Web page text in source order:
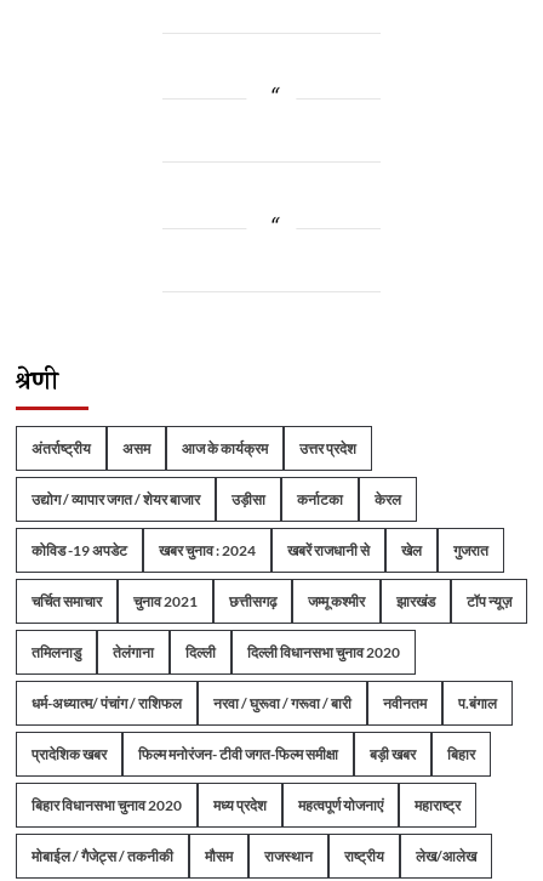
श्रेणी
अंतर्राष्ट्रीय असम आज के कार्यक्रम उत्तर प्रदेश
उद्योग / व्यापार जगत / शेयर बाजार उड़ीसा कर्नाटका केरल
कोविड -19 अपडेट खबर चुनाव : 2024 खबरें राजधानी से खेल गुजरात
चर्चित समाचार चुनाव 2021 छत्तीसगढ़ जम्मू कश्मीर झारखंड टॉप न्यूज़
तमिलनाडु तेलंगाना दिल्ली दिल्ली विधानसभा चुनाव 2020
धर्म-अध्यात्म/ पंचांग / राशिफल नरवा / घुरूवा / गरूवा / बारी नवीनतम प.बंगाल
प्रादेशिक खबर फिल्म मनोरंजन- टीवी जगत-फिल्म समीक्षा बड़ी खबर बिहार
बिहार विधानसभा चुनाव 2020 मध्य प्रदेश महत्वपूर्ण योजनाएं महाराष्ट्र
मोबाईल / गैजेट्स / तकनीकी मौसम राजस्थान राष्ट्रीय लेख/आलेख